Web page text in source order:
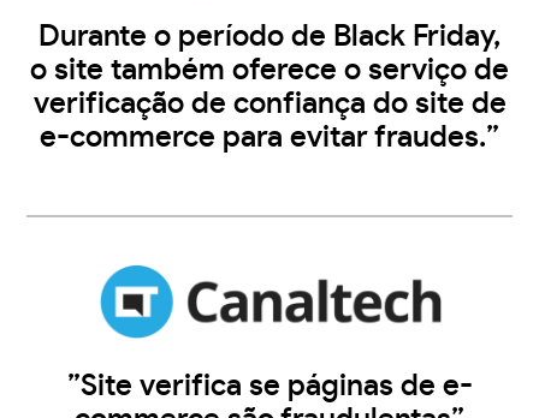
Durante o período de Black Friday,
o site também oferece o serviço de
verificação de confiança do site de
e-commerce para evitar fraudes.”
”Site verifica se páginas de e-